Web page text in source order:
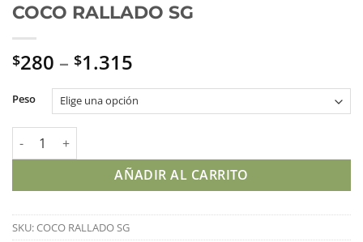
COCO RALLADO SG
$280 – $1.315
Peso
COCO RALLADO SG cantidad
AÑADIR AL CARRITO
SKU:COCO RALLADO SG